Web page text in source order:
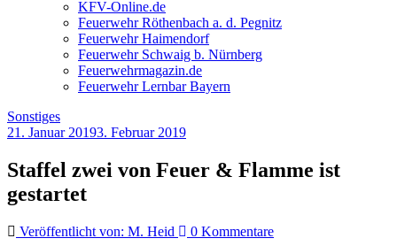
KFV-Online.de
Feuerwehr Röthenbach a. d. Pegnitz
Feuerwehr Haimendorf
Feuerwehr Schwaig b. Nürnberg
Feuerwehrmagazin.de
Feuerwehr Lernbar Bayern
Sonstiges
21. Januar 20193. Februar 2019
Staffel zwei von Feuer & Flamme ist
gestartet
Veröffentlicht von: M. Heid
0 Kommentare